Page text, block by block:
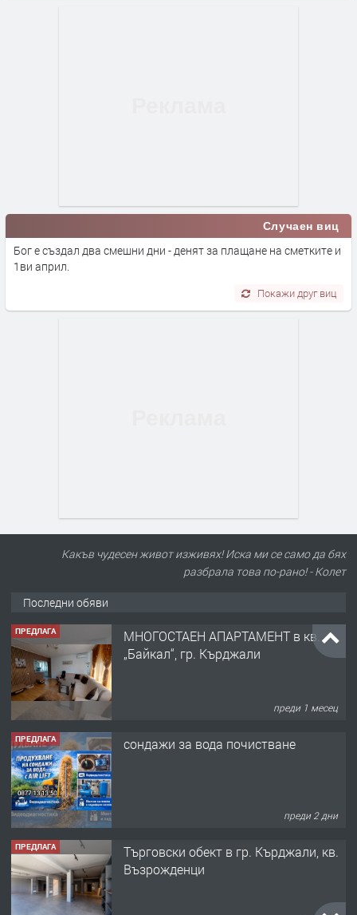
Случаен виц
Бог е създал два смешни дни - денят за плащане на сметките и
1ви април.
Покажи друг виц
Какъв чудесен живот изживях! Иска ми се само да бях
разбрала това по-рано! - Колет
Последни обяви
ПРЕДЛАГА
МНОГОСТАЕН АПАРТАМЕНТ в кв.
„Байкал“, гр. Кърджали
преди 1 месец
ПРЕДЛАГА сондажи за вода почистване
преди 2 дни
ПРЕДЛАГА
Tърговски обект в гр. Кърджали, кв.
Възрожденци